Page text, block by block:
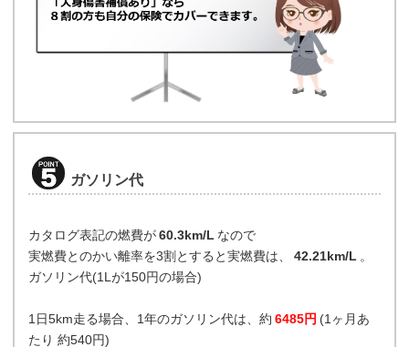
ガソリン代
カタログ表記の燃費が60.3km/L なので
実燃費とのかい離率を3割とすると実燃費は、
42.21km/L 。
ガソリン代(1Lが150円の場合)
1日5km走る場合、1年のガソリン代は、約 6485円 (1ヶ月あ
たり 約540円)